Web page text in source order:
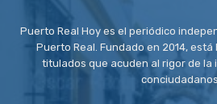
Puerto Real Hoy es el periódico
Puerto Real. Fundado en 2014,
titulados que acuden al rigor de la